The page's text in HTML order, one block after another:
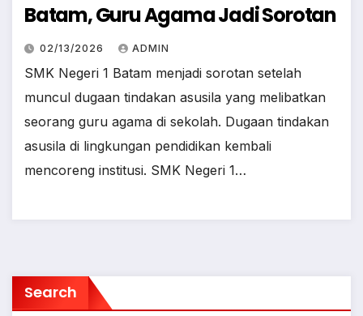
Batam, Guru Agama Jadi Sorotan
02/13/2026 ADMIN
SMK Negeri 1 Batam menjadi sorotan setelah
muncul dugaan tindakan asusila yang melibatkan
seorang guru agama di sekolah. Dugaan tindakan
asusila di lingkungan pendidikan kembali
mencoreng institusi. SMK Negeri 1…
Search